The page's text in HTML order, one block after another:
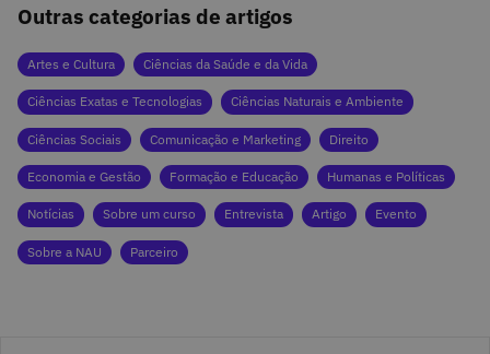
Outras categorias de artigos
Artes e Cultura Ciências da Saúde e da Vida
Ciências Exatas e Tecnologias Ciências Naturais e Ambiente
Ciências Sociais Comunicação e Marketing Direito
Economia e Gestão Formação e Educação Humanas e Políticas
Notícias Sobre um curso Entrevista Artigo Evento
Sobre a NAU Parceiro